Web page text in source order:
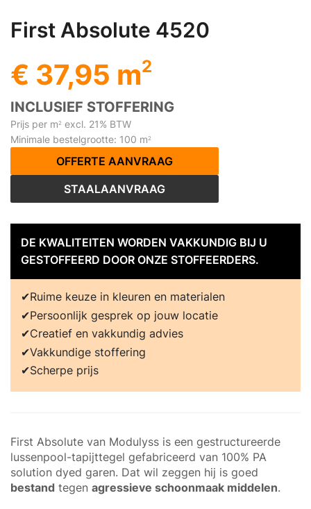
First Absolute 4520
€ 37,95 m2
INCLUSIEF STOFFERING
Prijs per m2 excl. 21% BTW
Minimale bestelgrootte: 100 m2
OFFERTE AANVRAAG
STAALAANVRAAG
DE KWALITEITEN WORDEN VAKKUNDIG BIJ U
GESTOFFEERD DOOR ONZE STOFFEERDERS.
Ruime keuze in kleuren en materialen
Persoonlijk gesprek op jouw locatie
Creatief en vakkundig advies
Vakkundige stoffering
Scherpe prijs
First Absolute van Modulyss is een gestructureerde
lussenpool-tapijttegel gefabriceerd van 100% PA
solution dyed garen. Dat wil zeggen hij is goed
bestand tegen agressieve schoonmaak middelen.